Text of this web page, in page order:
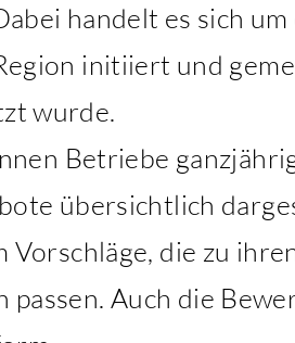
handelt es sich
initiiert und
wurde.
Betriebe
übersichtlich
die zu
Auch die